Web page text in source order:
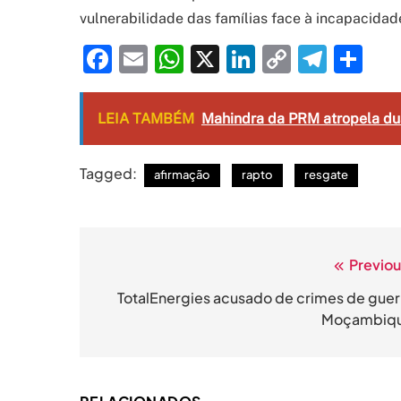
vulnerabilidade das famílias face à
Facebook
EmailWhatsApp
X LinkedIn
Copy
Link
LEIA TAMBÉM Mahindra da PRM atropela
Tagged: afirmação rapto resgate
deTotalEnergies acusado de crimes de